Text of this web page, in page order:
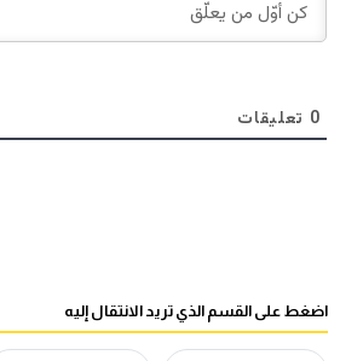
0 تعليقات
اضغط على القسم الذي تريد الانتقال إليه